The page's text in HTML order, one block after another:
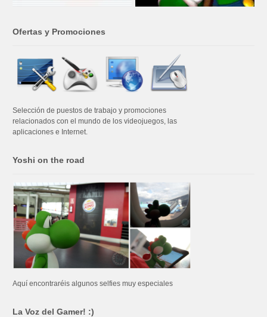
Ofertas y Promociones
Selección de puestos de trabajo y promociones
relacionados con el mundo de los videojuegos, las
aplicaciones e Internet.
Yoshi on the road
Aquí encontraréis algunos selfies muy especiales
La Voz del Gamer! :)